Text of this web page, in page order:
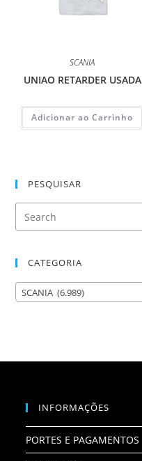
SCANIA
UNIAO RETARDER USADA
Adicionar ao Carrinho
PESQUISAR
CATEGORIA
SCANIA (6.989)
INFORMAÇÕES
PORTES E PAGAMENTOS